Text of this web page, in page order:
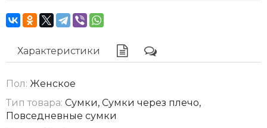
Характеристики
Пол: Женское
Тип товара: Сумки, Сумки через плечо,
Повседневные сумки